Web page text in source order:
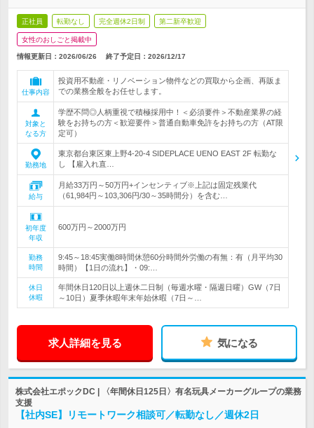
正社員 転勤なし 完全週休2日制 第二新卒歓迎
女性のおしごと掲載中
情報更新日：2026/06/26 終了予定日： 2026/12/17
仕事内容
投資用不動産・リノベーション物件などの買取から企画、再販ま
での業務全般をお任せします。
対象と
なる方
学歴不問◎人柄重視で積極採用中！＜必須要件＞不動産業界の経
験をお持ちの方＜歓迎要件＞普通自動車免許をお持ちの方（AT限
定可）
勤務地
東京都台東区東上野4-20-4 SIDEPLACE UENO EAST 2F 転勤な
し 【雇入れ直…
給与
月給33万円～50万円+インセンティブ※上記は固定残業代
（61,984円～103,306円/30～35時間分）を含む…
初年度
年収
600万円～2000万円
勤務
時間
9:45～18:45実働8時間休憩60分時間外労働の有無：有（月平均30
時間）【1日の流れ】・09:…
休日
休暇
年間休日120日以上週休二日制（毎週水曜・隔週日曜）GW（7日
～10日）夏季休暇年末年始休暇（7日～…
求人詳細を見る 気になる
株式会社エポックDC | 〈年間休日125日〉有名玩具メーカーグループの業務
支援
【社内SE】リモートワーク相談可／転勤なし／週休2日